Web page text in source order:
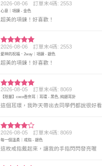
評分5 滿
分 5
2026-08-06 訂單末4碼: 2553
心意｜項鍊 - 金色
超美的項鍊！好喜歡！
評分5 滿
分 5
2026-08-06 訂單末4碼: 2553
愛神的祝福．2way｜項鍊 - 銀色
超美的項鍊！好喜歡！
評分5 滿
分 5
2026-08-05 訂單末4碼: 8069
【限量】coco香奈耳｜耳環 - 黑色, 純銀耳針
這個耳環，我昨天帶出去同學們都說很好看
評分4
滿分 5
2026-08-05 訂單末4碼: 8069
每一個溫柔｜戒指 - 銀色
這枚戒指戴起來，讓我的手指閃閃發亮喔